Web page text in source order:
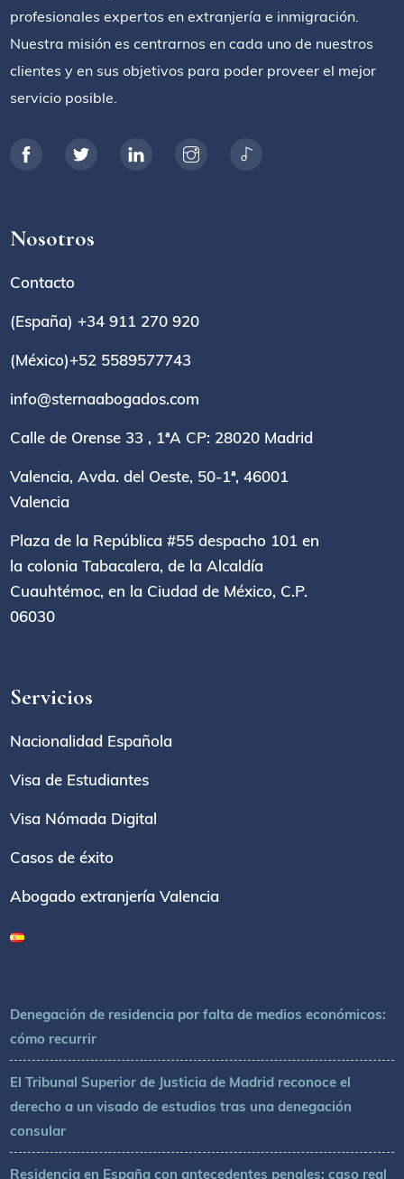
profesionales expertos en extranjería e inmigración.
Nuestra misión es centrarnos en cada uno de nuestros
clientes y en sus objetivos para poder proveer el mejor
servicio posible.
Nosotros
Contacto
(España) +34 911 270 920
(México)+52 5589577743
info@sternaabogados.com
Calle de Orense 33 , 1ªA CP: 28020 Madrid
Valencia, Avda. del Oeste, 50-1ª, 46001
Valencia
Plaza de la República #55 despacho 101 en
la colonia Tabacalera, de la Alcaldía
Cuauhtémoc, en la Ciudad de México, C.P.
06030
Servicios
Nacionalidad Española
Visa de Estudiantes
Visa Nómada Digital
Casos de éxito
Abogado extranjería Valencia
Denegación de residencia por falta de medios económicos:
cómo recurrir
El Tribunal Superior de Justicia de Madrid reconoce el
derecho a un visado de estudios tras una denegación
consular
Residencia en España con antecedentes penales: caso real